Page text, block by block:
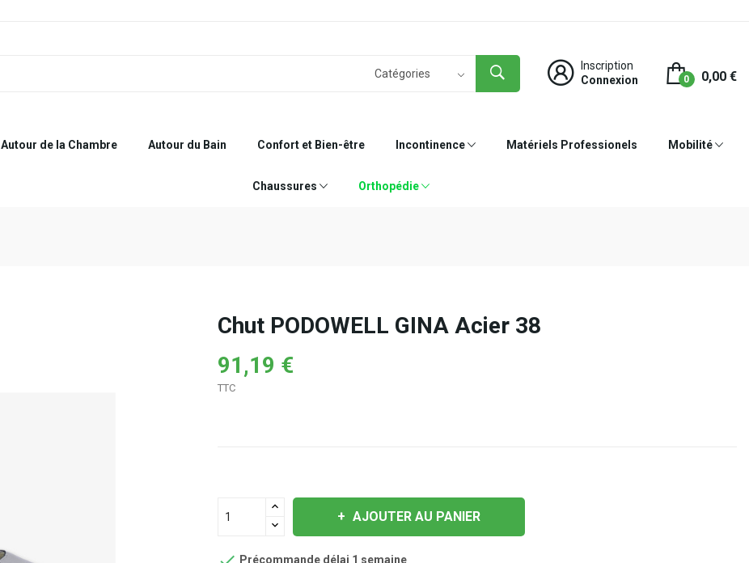
Inscription
Connexion
0 0,00 €
Autour de la Chambre Autour du Bain Confort et Bien-être Incontinence Matériels Professionels Mobilité
Chaussures Orthopédie
Chut PODOWELL GINA Acier 38
91,19 €
TTC
AJOUTER AU PANIER
Précommande délai 1 semaine